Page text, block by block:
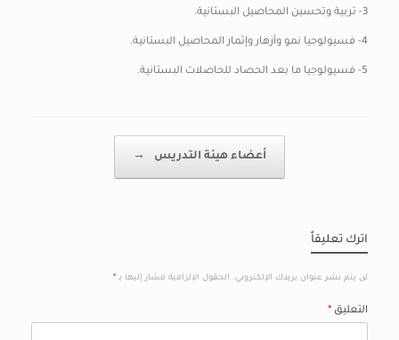
3- تربية وتحسين المحاصيل البستانية.
4- فسيولوجيا نمو وأزهار وإثمار المحاصيل البستانية.
5- فسيولوجيا ما بعد الحصاد للحاصلات البستانية.
أعضاء هيئة التدريس →
اترك تعليقاً
لن يتم نشر عنوان بريدك الإلكتروني. الحقول الإلزامية مشار إليها بـ *
التعليق *